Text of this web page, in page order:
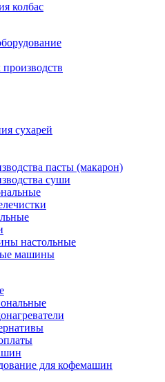
колбас
сухарей
пасты (макарон)
суши
настольные
машины
для кофемашин